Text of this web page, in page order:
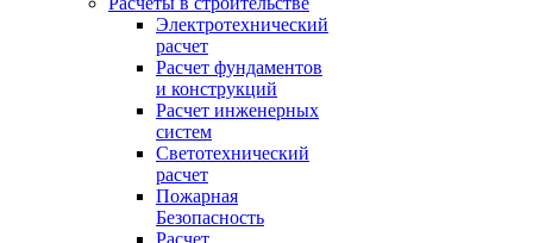
Электротехнический
расчет
Расчет фундаментов
и конструкций
Расчет инженерных
систем
Светотехнический
расчет
Пожарная
Безопасность
Расчет